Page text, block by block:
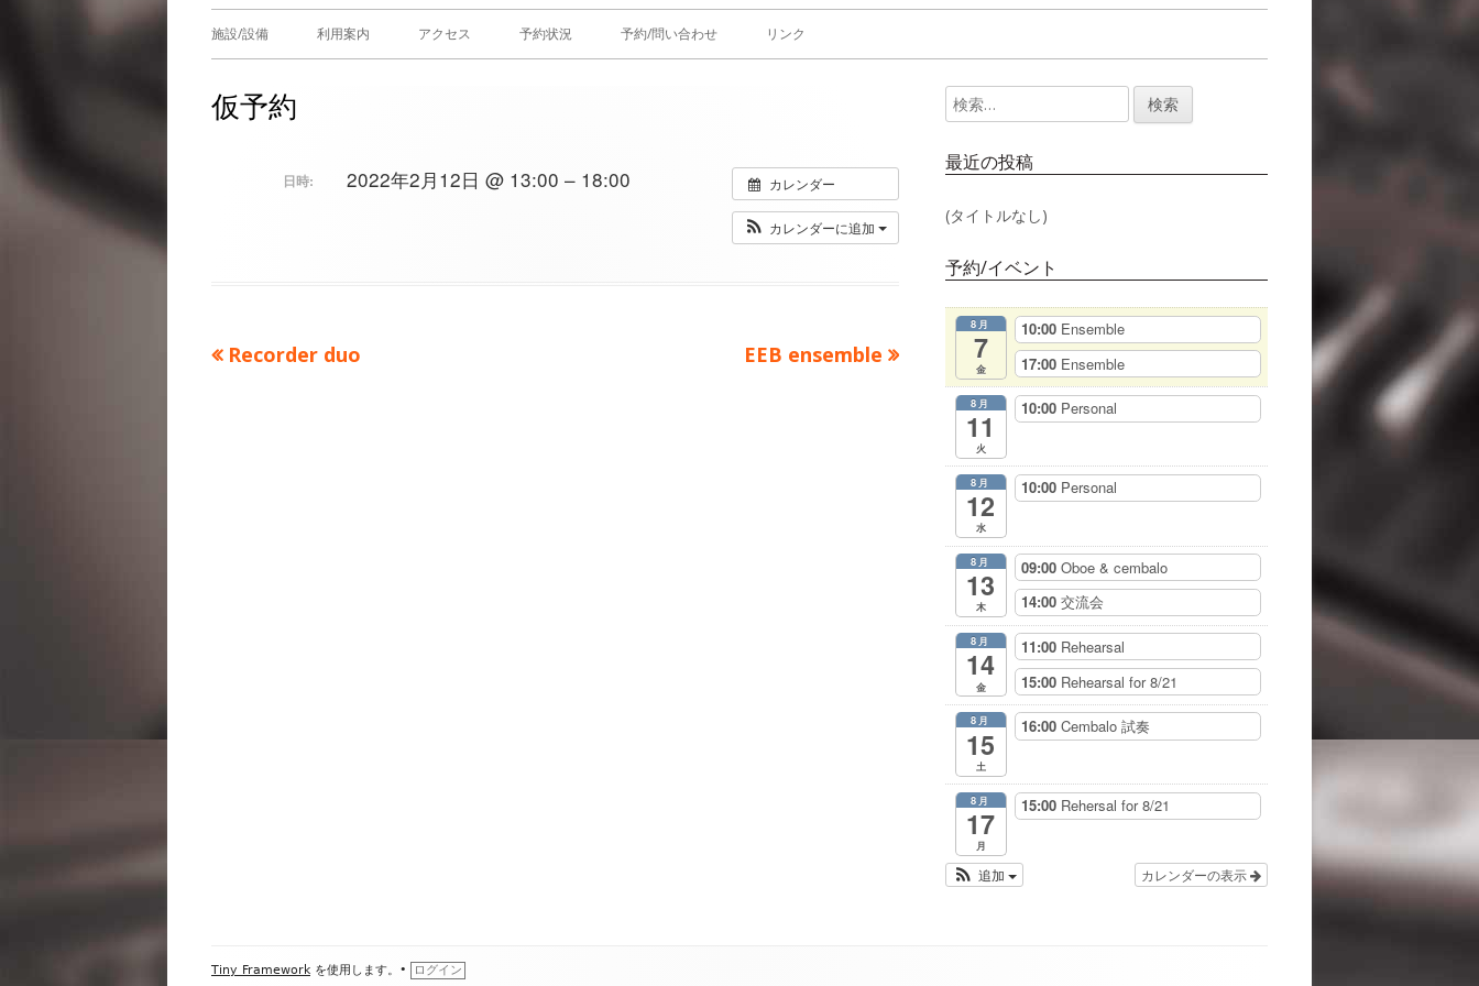
メ
ン
施設/設備 利用案内 アクセス 予約状況 予約/問い合わせ リンク
仮予約
カレンダー
カレンダーに追加
日時: 2022年2月12日 @ 13:00 – 18:00
投前
Recorder duo
次
EEB ensemble
メ
イ
ン
サ
イ
バ
検
索:
最近の投稿
(タイトルなし)
予約/イベント
8月
7
金
10:00 Ensemble
17:00 Ensemble
8月
11
火
10:00 Personal
8月
12
水
10:00 Personal
8月
13
木
09:00 Oboe & cembalo
14:00 交流会
8月
14
金
11:00 Rehearsal
15:00 Rehearsal for 8/21
8月
15
土
16:00 Cembalo 試奏
8月
17
月
15:00 Rehersal for 8/21
カレンダーの表示
追加
フ
Tiny Framework を使用します。 • ログイン